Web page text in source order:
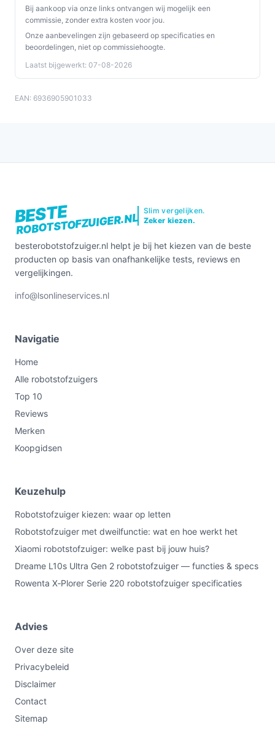
Bij aankoop via onze links ontvangen wij mogelijk een
commissie, zonder extra kosten voor jou.
Onze aanbevelingen zijn gebaseerd op specificaties en
beoordelingen, niet op commissiehoogte.
Laatst bijgewerkt: 07-08-2026
EAN: 6936905901033
BESTE
ROBOTSTOFZUIGER.NL
Slim vergelijken.
Zeker kiezen.
besterobotstofzuiger.nl helpt je bij het kiezen van de beste
producten op basis van onafhankelijke tests, reviews en
vergelijkingen.
info@lsonlineservices.nl
Navigatie
Home
Alle robotstofzuigers
Top 10
Reviews
Merken
Koopgidsen
Keuzehulp
Robotstofzuiger kiezen: waar op letten
Robotstofzuiger met dweilfunctie: wat en hoe werkt het
Xiaomi robotstofzuiger: welke past bij jouw huis?
Dreame L10s Ultra Gen 2 robotstofzuiger — functies & specs
Rowenta X‑Plorer Serie 220 robotstofzuiger specificaties
Advies
Over deze site
Privacybeleid
Disclaimer
Contact
Sitemap